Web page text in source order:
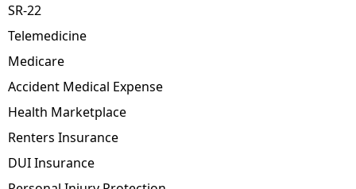
SR-22
Telemedicine
Medicare
Accident Medical Expense
Health Marketplace
Renters Insurance
DUI Insurance